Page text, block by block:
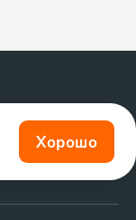
Хорошо